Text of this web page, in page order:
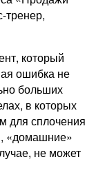
тренер,
который
ошибка не
больших
в которых
для сплочения
«домашние»
не может